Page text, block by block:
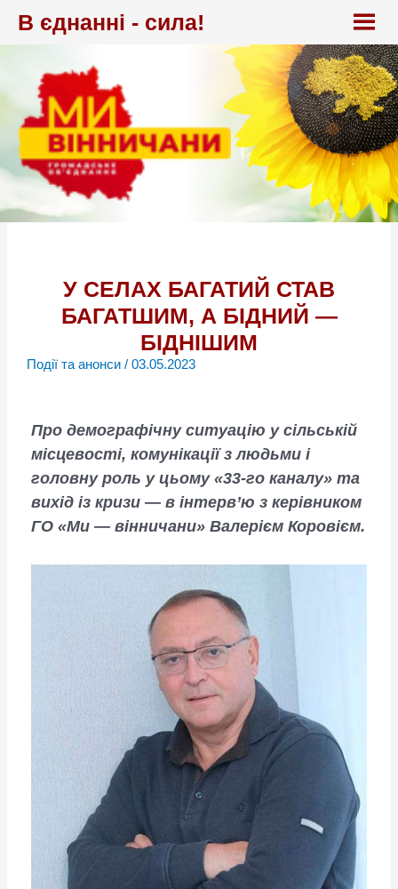
В єднанні - сила!
У СЕЛАХ БАГАТИЙ СТАВ
БАГАТШИМ, А БІДНИЙ —
БІДНІШИМ
Події та анонси/ 03.05.2023
Про демографічну ситуацію у сільській
місцевості, комунікації з людьми і
головну роль у цьому «33-го каналу» та
вихід із кризи — в інтерв’ю з керівником
ГО «Ми — вінничани» Валерієм Коровієм.